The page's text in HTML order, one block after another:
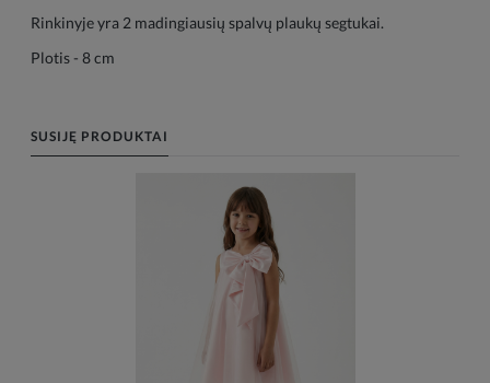
Rinkinyje yra 2 madingiausių spalvų plaukų segtukai.
Plotis - 8 cm
SUSIJĘ PRODUKTAI